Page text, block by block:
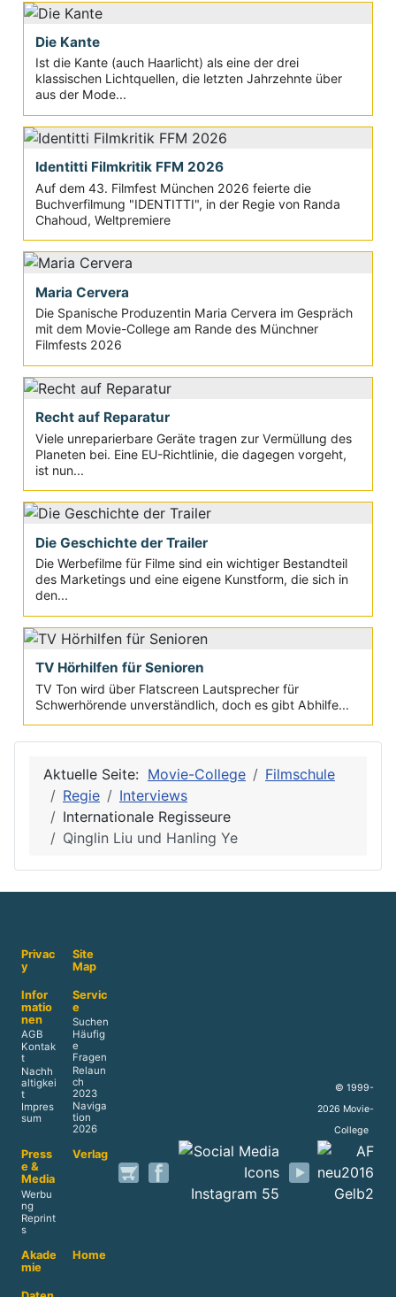
Die Kante
Ist die Kante (auch Haarlicht) als eine der drei
klassischen Lichtquellen, die letzten Jahrzehnte über
aus der Mode...
Identitti Filmkritik FFM 2026
Auf dem 43. Filmfest München 2026 feierte die
Buchverfilmung "IDENTITTI", in der Regie von Randa
Chahoud, Weltpremiere
Maria Cervera
Die Spanische Produzentin Maria Cervera im Gespräch
mit dem Movie-College am Rande des Münchner
Filmfests 2026
Recht auf Reparatur
Viele unreparierbare Geräte tragen zur Vermüllung des
Planeten bei. Eine EU-Richtlinie, die dagegen vorgeht,
ist nun...
Die Geschichte der Trailer
Die Werbefilme für Filme sind ein wichtiger Bestandteil
des Marketings und eine eigene Kunstform, die sich in
den...
TV Hörhilfen für Senioren
TV Ton wird über Flatscreen Lautsprecher für
Schwerhörende unverständlich, doch es gibt Abhilfe...
Aktuelle Seite: Movie-College
Filmschule
Regie
Interviews
Internationale Regisseure
Qinglin Liu und Hanling Ye
Privac
y
Site
Map
Infor
matio
nen
AGB
Kontak
t
Nachh
altigkei
t
Impres
sum
Servic
e
Suchen
Häufig
e
Fragen
Relaun
ch
2023
Naviga
tion
2026
Press
e &
Media
Werbu
ng
Reprint
s
Verlag
Akade
mie
Home
© 1999-
2026 Movie-
College